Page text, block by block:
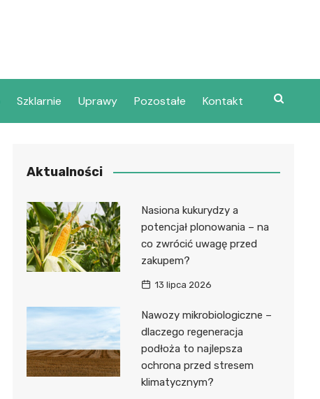
Szklarnie Uprawy Pozostałe Kontakt
Aktualności
Nasiona kukurydzy a
potencjał plonowania – na
co zwrócić uwagę przed
zakupem?
13 lipca 2026
Nawozy mikrobiologiczne –
dlaczego regeneracja
podłoża to najlepsza
ochrona przed stresem
klimatycznym?